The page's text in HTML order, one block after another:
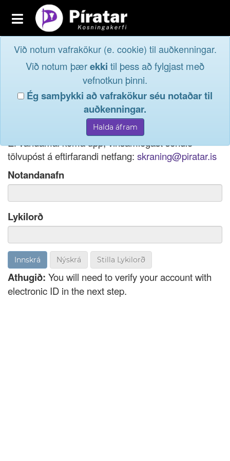
Toggle
navigation
Aðildarfélög
Innskrá
Við notum vafrakökur (e. cookie) til auðkenningar.
Við notum þærekki til þess að fylgjast með
vefnotkun þinni.
Ég samþykki að vafrakökur séu notaðar til
auðkenningar.
Innskráog taktu þátt í
lýðræðinu...
Ef þú hefur gleymt notendanafni þínu, þá má einnig
nota netfang eða kennitölu til innskráningar.
Ef vandamál koma upp, vinsamlegast sendið
tölvupóst á eftirfarandi netfang: skraning@piratar.is
Notandanafn
Lykilorð
Nýskrá Stilla Lykilorð
Athugið: You will need to verify your account with
electronic ID in the next step.